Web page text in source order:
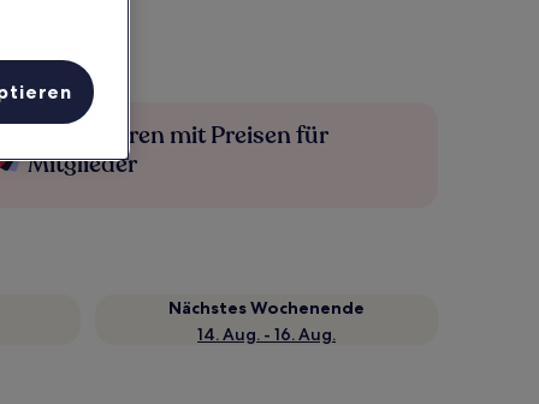
Mehr sparen mit Preisen für
Mitglieder
Nächstes Wochenende
14. Aug. - 16. Aug.